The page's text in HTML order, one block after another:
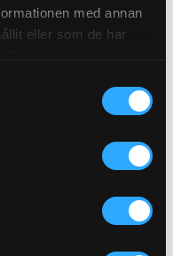
med annan
eller som de har
Köp